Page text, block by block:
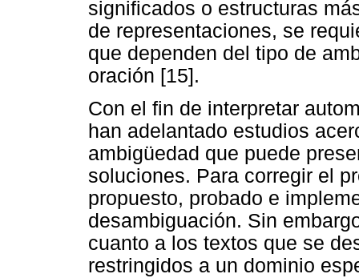
significados o estructuras
de representaciones, se
que dependen del tipo de
oración [15].
Con el fin de interpretar
han adelantado estudios
ambigüedad que puede
soluciones. Para corregir el
propuesto, probado e
desambiguación. Sin
cuanto a los textos que se
restringidos a un dominio